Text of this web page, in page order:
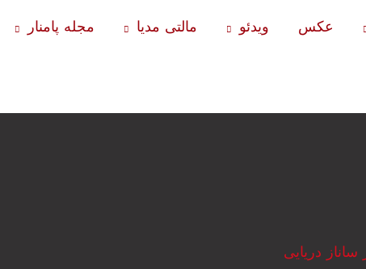
عکس ویدئو مالتی مدیا مجله پامنار
ساناز دریایی